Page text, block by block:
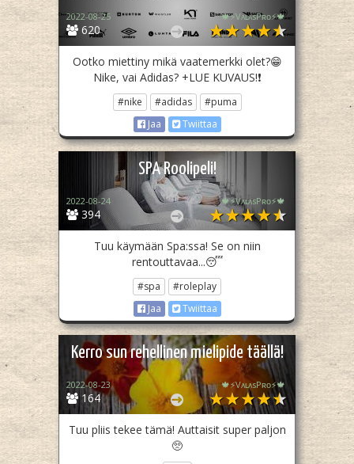
620
2022-08-25 🍁⚡️VᴀʟᴀsPʀᴏ⚡️🍁
Ootko miettiny mikä vaatemerkki olet?😁
Nike, vai Adidas? +LUE KUVAUS!❗️
#nike #adidas
#puma
Jaa
Twiittaa
SPA Roolipeli!
394
2022-08-24 🍁⚡️VᴀʟᴀsPʀᴏ⚡️🍁
Tuu käymään Spa:ssa! Se on niin
rentouttavaa...😴
#spa
#roleplay
Jaa
Twiittaa
Kerro sun rehellinen mielipide täällä!
164
2022-08-23 🍁⚡️VᴀʟᴀsPʀᴏ⚡️🍁
Tuu pliis tekee tämä! Auttaisit super paljon
🥺